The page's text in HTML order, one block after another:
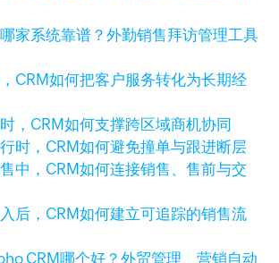
家系统靠谱？外勤销售拜访管理工具
CRM如何把客户服务转化为长期经
，CRM如何支撑跨区域商机协同
时，CRM如何避免撞单与跟进断层
中，CRM如何连接销售、售前与交
后，CRM如何建立可追踪的销售流
CRM哪个好？外贸管理、营销自动